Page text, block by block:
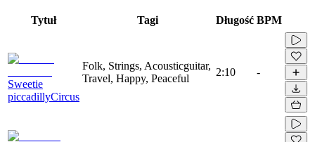
Tytuł Tagi Długość BPM
Sweetie
piccadillyCircus
Folk, Strings, Acousticguitar,
Travel, Happy, Peaceful
2:10 -